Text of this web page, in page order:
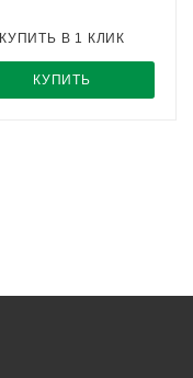
КУПИТЬ
КУПИТЬ В 1 КЛИК